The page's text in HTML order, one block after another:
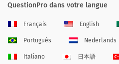
QuestionPro dans votre langue
Français English
Português Nederlands
Italiano 日本語